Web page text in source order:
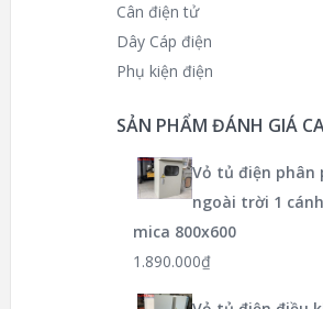
Cân điện tử
Dây Cáp điện
Phụ kiện điện
SẢN PHẨM ĐÁNH GIÁ
Vỏ tủ điện phân
ngoài trời 1 cánh
mica 800x600
1.890.000₫